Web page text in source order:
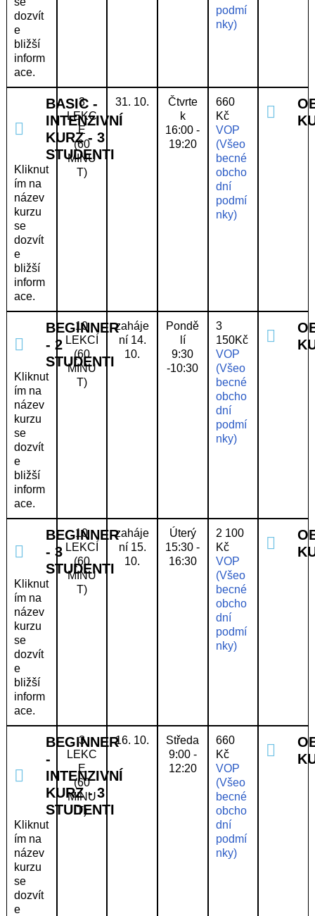
dozvít
e
bližší
inform
ace.
podmí
nky)
BASIC -
INTENZIVNÍ
KURZ - 3
STUDENTI
Kliknut
ím na
název
kurzu
se
dozvít
e
bližší
inform
ace.
3
LEKC
E
(60
MINU
T)
31. 10.
Čtvrte
k
16:00 -
19:20
660
Kč
VOP
(Všeo
becné
obcho
dní
podmí
nky)
BEGINNER
- 2
STUDENTI
Kliknut
ím na
název
kurzu
se
dozvít
e
bližší
inform
ace.
10
LEKCÍ
(60
MINU
T)
zaháje
ní 14.
10.
Pondě
lí
9:30
-10:30
3
150Kč
VOP
(Všeo
becné
obcho
dní
podmí
nky)
BEGINNER
- 3
STUDENTI
Kliknut
ím na
název
kurzu
se
dozvít
e
bližší
inform
ace.
10
LEKCÍ
(60
MINU
T)
zaháje
ní 15.
10.
Úterý
15:30 -
16:30
2 100
Kč
VOP
(Všeo
becné
obcho
dní
podmí
nky)
BEGINNER
-
INTENZIVNÍ
KURZ - 3
STUDENTI
Kliknut
ím na
název
kurzu
se
dozvít
e
3
LEKC
E
(60
MINU
T)
16. 10.
Středa
9:00 -
12:20
660
Kč
VOP
(Všeo
becné
obcho
dní
podmí
nky)